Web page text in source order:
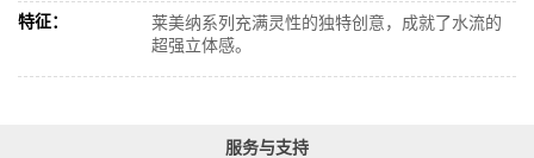
特征：
莱美纳系列充满灵性的独特创意，成就了水流的
超强立体感。
服务与支持